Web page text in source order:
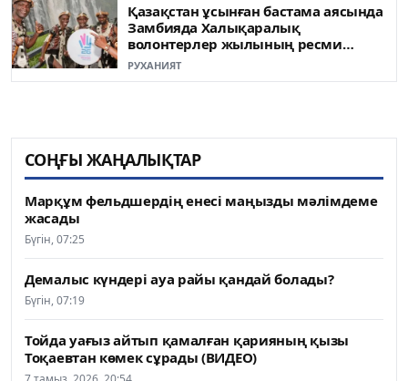
Қазақстан ұсынған бастама аясында
Замбияда Халықаралық
волонтерлер жылының ресми
ашылуы өтті
РУХАНИЯТ
СОҢҒЫ ЖАҢАЛЫҚТАР
Марқұм фельдшердің енесі маңызды мәлімдеме
жасады
Бүгін, 07:25
Демалыс күндері ауа райы қандай болады?
Бүгін, 07:19
Тойда уағыз айтып қамалған қарияның қызы
Тоқаевтан көмек сұрады (ВИДЕО)